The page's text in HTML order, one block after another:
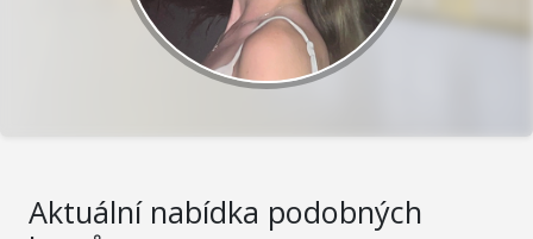
Aktuální nabídka podobných